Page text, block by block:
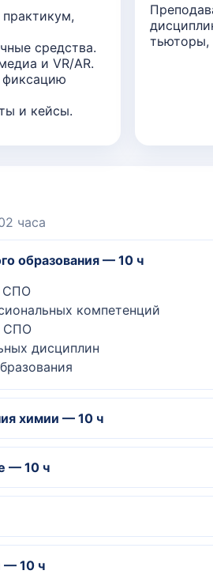
средства.
и VR/AR.
фиксацию
и кейсы.
тьюторы,
часа
образования — 10 ч
СПО
компетенций
СПО
дисциплин
химии — 10 ч
«Химия»
химии
акты
— 10 ч
работы
— 10 ч